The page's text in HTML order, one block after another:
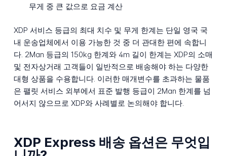
무게 중 큰 값으로 요금 계산
XDP 서비스 등급의 최대 치수 및 무게 한계는 단일 영국 국
내 운송업체에서 이용 가능한 것 중 더 관대한 편에 속합니
다. 2Man 등급의 150kg 한계와 4m 길이 한계는 XDP의 소매
및 전자상거래 고객들이 일반적으로 배송해야 하는 다양한
대형 상품을 수용합니다. 이러한 매개변수를 초과하는 물품
은 팰릿 서비스 외부에서 표준 발행 등급이 2Man 한계를 넘
어서지 않으므로 XDP와 사례별로 논의해야 합니다.
XDP Express 배송 옵션은 무엇입